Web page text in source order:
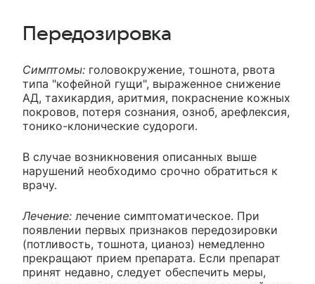
Передозировка
Симптомы: головокружение, тошнота, рвота
типа "кофейной гущи", выраженное снижение
АД, тахикардия, аритмия, покраснение кожных
покровов, потеря сознания, озноб, арефлексия,
тонико-клонические судороги.
В случае возникновения описанных выше
нарушений необходимо срочно обратиться к
врачу.
Лечение: лечение симптоматическое. При
появлении первых признаков передозировки
(потливость, тошнота, цианоз) немедленно
прекращают прием препарата. Если препарат
принят недавно, следует обеспечить меры,